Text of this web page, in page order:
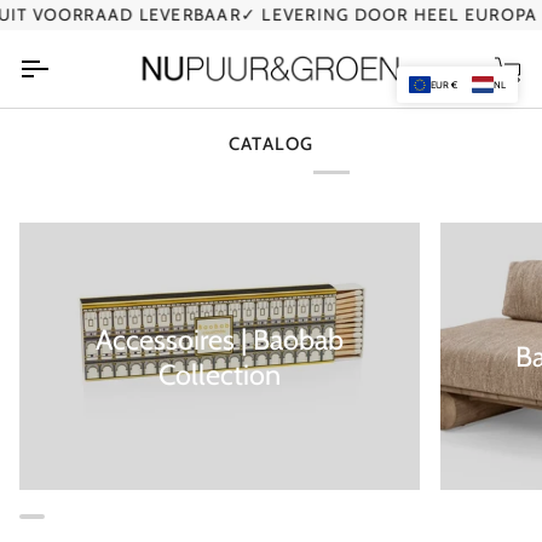
Ga
inhoud
VOORRAAD LEVERBAAR✓ LEVERING DOOR HEEL EUROPA
CATALOG
Accessoires | Baobab
Collection
EUR € NL